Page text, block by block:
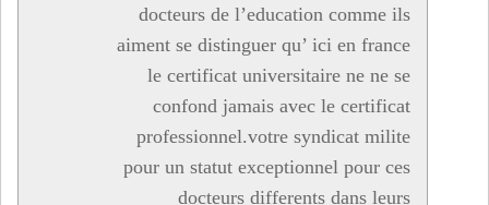
docteurs de l’education comme ils
aiment se distinguer qu’ ici en france
le certificat universitaire ne ne se
confond jamais avec le certificat
professionnel.votre syndicat milite
pour un statut exceptionnel pour ces
docteurs differents dans leurs